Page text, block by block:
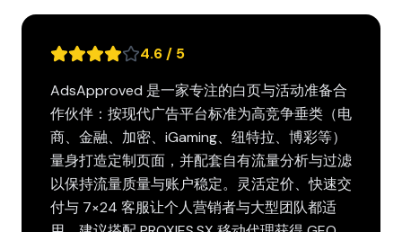
4.6 / 5
AdsApproved 是一家专注的白页与活动准备合
作伙伴：按现代广告平台标准为高竞争垂类（电
商、金融、加密、iGaming、纽特拉、博彩等）
量身打造定制页面，并配套自有流量分析与过滤
以保持流量质量与账户稳定。灵活定价、快速交
付与 7×24 客服让个人营销者与大型团队都适